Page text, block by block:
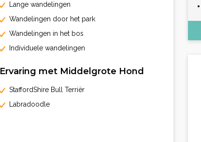
Lange wandelingen
Wandelingen door het park
Wandelingen in het bos
Individuele wandelingen
Ervaring met Middelgrote Hond
StaffordShire Bull Terriër
Labradoodle